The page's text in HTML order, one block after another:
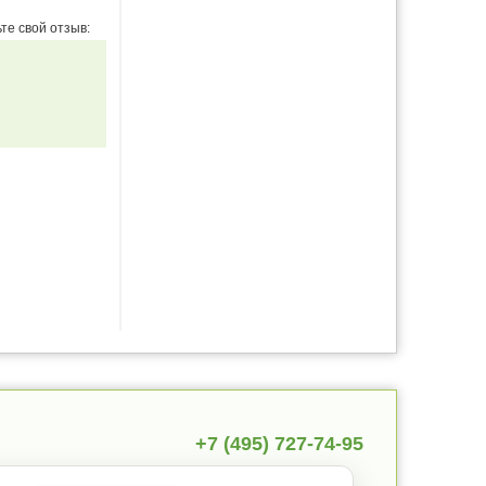
свой отзыв:
+7 (495) 727-74-95